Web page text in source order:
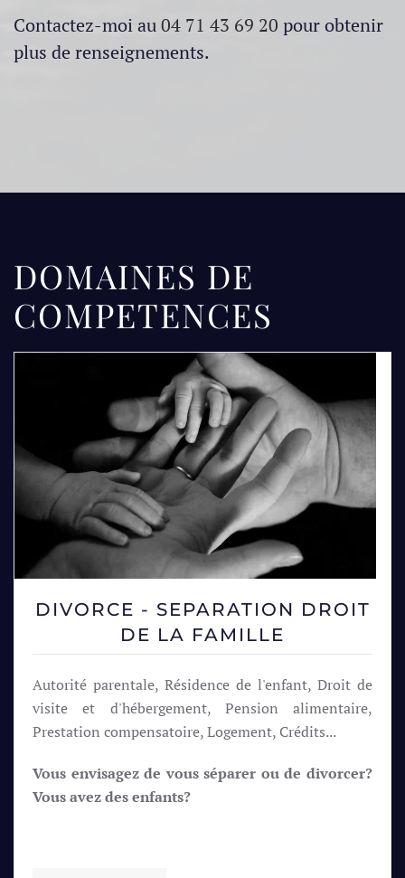
Contactez-moi au04 71 43 69 20 pour obtenir
plus de renseignements.
DOMAINES DE
COMPETENCES
DIVORCE - SEPARATION DROIT
DE LA FAMILLE
Autorité parentale, Résidence de l'enfant, Droit de
visite et d'hébergement, Pension alimentaire,
Prestation compensatoire, Logement, Crédits...
Vous envisagez de vous séparer ou de divorcer?
Vous avez des enfants?